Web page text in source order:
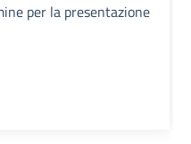
per la presentazione